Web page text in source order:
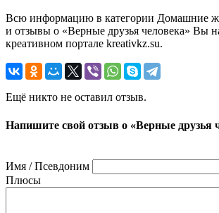
Всю информацию в категории Домашние
и отзывы о «Верные друзья человека» Вы
креативном портале kreativkz.su.
Ещё никто не оставил отзыв.
Напишите свой отзыв о «Верные друзья
Имя / Псевдоним
Плюсы